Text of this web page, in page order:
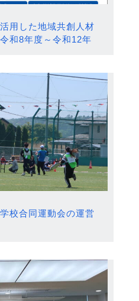
用した地域共創人材
和8年度～令和12年
校合同運動会の運営